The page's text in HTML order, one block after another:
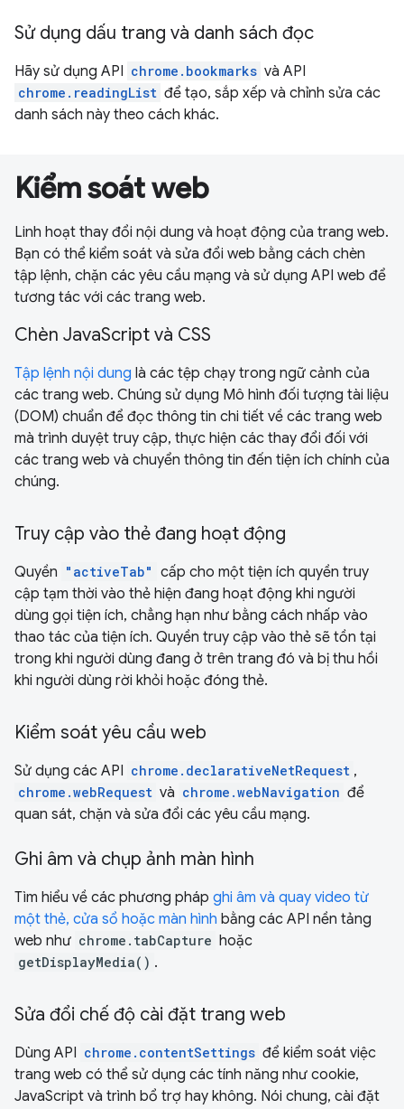
Sử dụng dấu trang và danh sách đọc
Hãy sử dụng API chrome.bookmarks và API
chrome.readingList để tạo, sắp xếp và chỉnh sửa các
danh sách này theo cách khác.
Kiểm soát web
Linh hoạt thay đổi nội dung và hoạt động của trang web.
Bạn có thể kiểm soát và sửa đổi web bằng cách chèn
tập lệnh, chặn các yêu cầu mạng và sử dụng API web để
tương tác với các trang web.
Chèn JavaScript và CSS
Tập lệnh nội dung là các tệp chạy trong ngữ cảnh của
các trang web. Chúng sử dụng Mô hình đối tượng tài liệu
(DOM) chuẩn để đọc thông tin chi tiết về các trang web
mà trình duyệt truy cập, thực hiện các thay đổi đối với
các trang web và chuyển thông tin đến tiện ích chính của
chúng.
Truy cập vào thẻ đang hoạt động
Quyền "activeTab" cấp cho một tiện ích quyền truy
cập tạm thời vào thẻ hiện đang hoạt động khi người
dùng gọi tiện ích, chẳng hạn như bằng cách nhấp vào
thao tác của tiện ích. Quyền truy cập vào thẻ sẽ tồn tại
trong khi người dùng đang ở trên trang đó và bị thu hồi
khi người dùng rời khỏi hoặc đóng thẻ.
Kiểm soát yêu cầu web
Sử dụng các API chrome.declarativeNetRequest ,
chrome.webRequest và chrome.webNavigation để
quan sát, chặn và sửa đổi các yêu cầu mạng.
Ghi âm và chụp ảnh màn hình
Tìm hiểu về các phương pháp ghi âm và quay video từ
một thẻ, cửa sổ hoặc màn hình bằng các API nền tảng
web như chrome.tabCapture hoặc
getDisplayMedia() .
Sửa đổi chế độ cài đặt trang web
Dùng API chrome.contentSettings để kiểm soát việc
trang web có thể sử dụng các tính năng như cookie,
JavaScript và trình bổ trợ hay không. Nói chung, cài đặt